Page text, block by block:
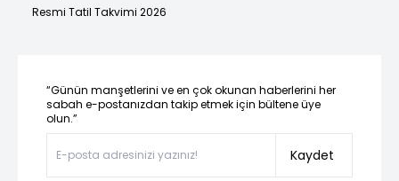
Resmi Tatil Takvimi 2026
“Günün manşetlerini ve en çok okunan haberlerini her
sabah e-postanızdan takip etmek için bültene üye
olun.”
Kaydet